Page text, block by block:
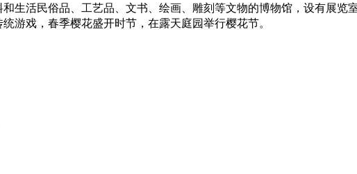
生活民俗品、工艺品、文书、绘画、雕刻等文物的博物馆，设有展览
游戏，春季樱花盛开时节，在露天庭园举行樱花节。